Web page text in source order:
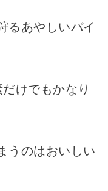
るあやしいバイ
けでもかなり
うのはおいしい